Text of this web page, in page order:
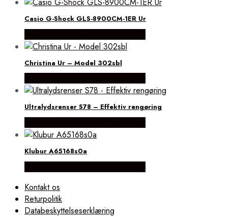
Casio G-Shock GLS-8900CM-1ER Ur
Christina Ur – Model 302sbl
Ultralydsrenser S78 – Effektiv rengøring
Klubur A65168s0a
Kontakt os
Returpolitik
Databeskyttelseserklæring